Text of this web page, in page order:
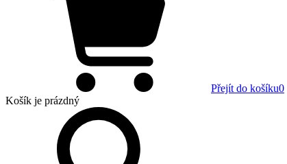
Přejít do košíku0
Košík je prázdný